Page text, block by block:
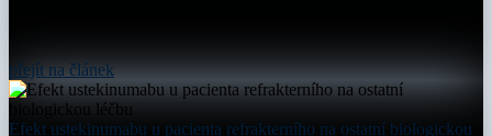
přejít na článek
Efekt ustekinumabu u pacienta refrakterního na ostatní biologickou